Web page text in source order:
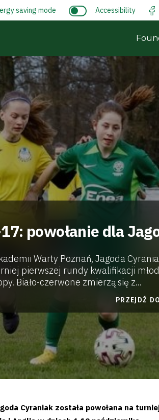
saving mode Accessibility
powołanie dla
Warty Poznań, Jagoda
pierwszej rundy kwalifikacji
Biało-czerwone zmierzą się z...
PRZEJDŹ
Cyraniak została powołana na